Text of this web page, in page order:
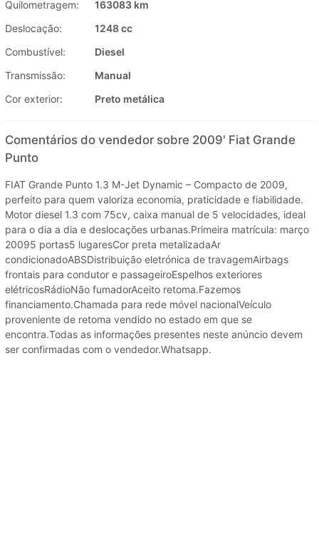
Quilometragem:
163083 km
Deslocação:
1248 cc
Combustível:
Diesel
Transmissão:
Manual
Cor exterior:
Preto metálica
Comentários do vendedor sobre 2009' Fiat Grande
Punto
FIAT Grande Punto 1.3 M-Jet Dynamic – Compacto de 2009,
perfeito para quem valoriza economia, praticidade e fiabilidade.
Motor diesel 1.3 com 75cv, caixa manual de 5 velocidades, ideal
para o dia a dia e deslocações urbanas.Primeira matrícula: março
20095 portas5 lugaresCor preta metalizadaAr
condicionadoABSDistribuição eletrónica de travagemAirbags
frontais para condutor e passageiroEspelhos exteriores
elétricosRádioNão fumadorAceito retoma.Fazemos
financiamento.Chamada para rede móvel nacionalVeículo
proveniente de retoma vendido no estado em que se
encontra.Todas as informações presentes neste anúncio devem
ser confirmadas com o vendedor.Whatsapp.